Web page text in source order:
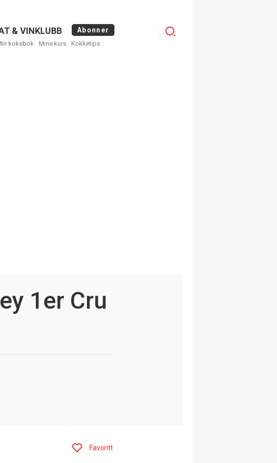
& VINKLUBB Abonner
kokebok Mine kurs Kokketips
Menu
1er Cru
Favoritt